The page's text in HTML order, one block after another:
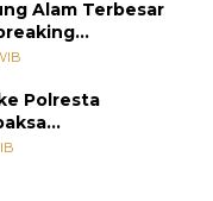
Alam Terbesar
Polresta
Lain